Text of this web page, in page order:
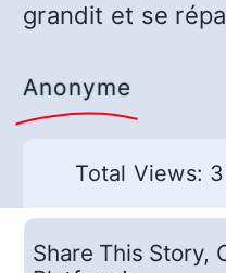
grandit et se
Anonyme
Total Views:
Share This Story,